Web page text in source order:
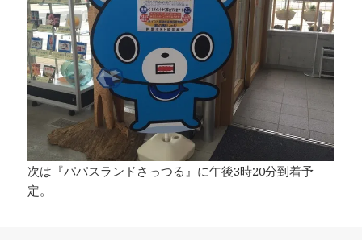
次は『パパスランドさっつる』に午後3時20分到着予
定。